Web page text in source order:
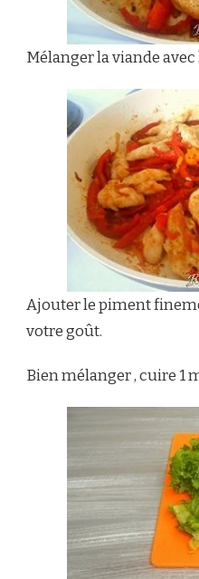
Mélanger la viande
Ajouter le piment
votre goût.
Bien mélanger , cuire 1